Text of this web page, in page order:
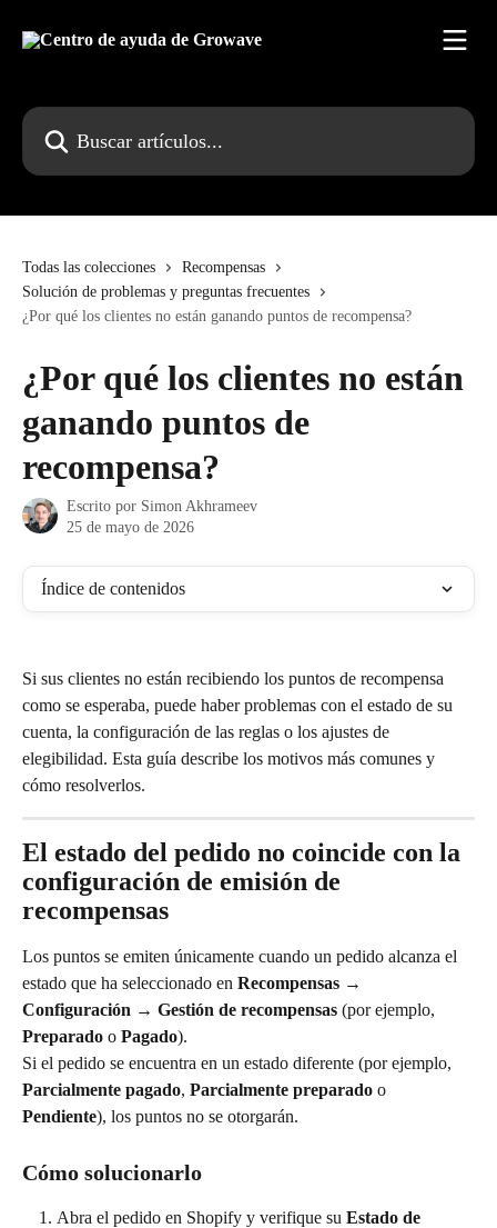
Buscar artículos...
Todas las colecciones
Recompensas
Solución de problemas y preguntas frecuentes
¿Por qué los clientes no están ganando puntos de recompensa?
¿Por qué los clientes no están
ganando puntos de
recompensa?
Escrito por Simon Akhrameev
25 de mayo de 2026
Índice de contenidos
Si sus clientes no están recibiendo los puntos de recompensa
como se esperaba, puede haber problemas con el estado de su
cuenta, la configuración de las reglas o los ajustes de
elegibilidad. Esta guía describe los motivos más comunes y
cómo resolverlos.
El estado del pedido no coincide con la
configuración de emisión de
recompensas
Los puntos se emiten únicamente cuando un pedido alcanza el
estado que ha seleccionado en Recompensas →
Configuración → Gestión de recompensas (por ejemplo,
Preparado o Pagado).
Si el pedido se encuentra en un estado diferente (por ejemplo,
Parcialmente pagado, Parcialmente preparado o
Pendiente), los puntos no se otorgarán.
Cómo solucionarlo
Abra el pedido en Shopify y verifique su Estado de